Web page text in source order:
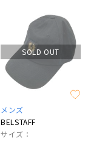
SOLD OUT
メンズ
BELSTAFF
サイズ：